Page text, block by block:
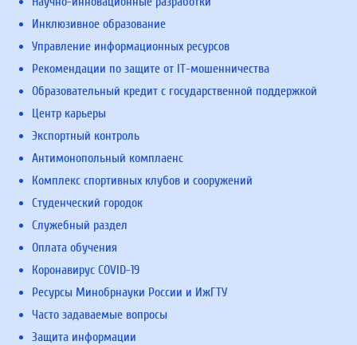
Инклюзивное образование
Управление информационных ресурсов
Рекомендации по защите от IT-мошенничества
Образовательный кредит с государственной поддержкой
Центр карьеры
Экспортный контроль
Антимонопольный комплаенс
Комплекс спортивных клубов и сооружений
Студенческий городок
Служебный раздел
Оплата обучения
Коронавирус COVID-19
Ресурсы Минобрнауки России и ИжГТУ
Часто задаваемые вопросы
Защита информации